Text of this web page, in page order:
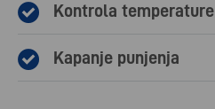
Kontrola temperature
Kapanje punjenja